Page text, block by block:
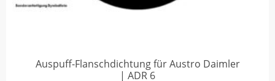
Auspuff-Flanschdichtung für Austro Daimler
| ADR 6